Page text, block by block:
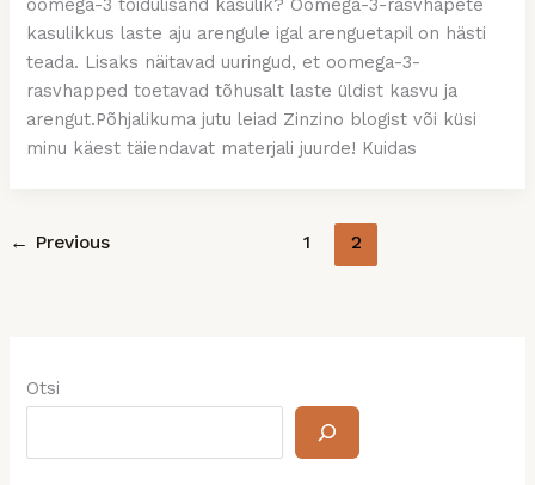
oomega-3 toidulisand kasulik? Oomega-3-rasvhapete
kasulikkus laste aju arengule igal arenguetapil on hästi
teada. Lisaks näitavad uuringud, et oomega-3-
rasvhapped toetavad tõhusalt laste üldist kasvu ja
arengut.Põhjalikuma jutu leiad Zinzino blogist või küsi
minu käest täiendavat materjali juurde! Kuidas
← Previous 1 2
Otsi